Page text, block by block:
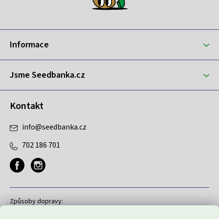
a
í
Informace
Jsme Seedbanka.cz
Kontakt
info@seedbanka.cz
702 186 701
Způsoby dopravy: